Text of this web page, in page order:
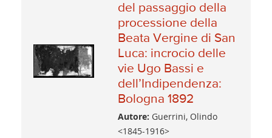
del passaggio della
processione della
Beata Vergine di San
Luca: incrocio delle
vie Ugo Bassi e
dell’Indipendenza:
Bologna 1892
Autore: Guerrini, Olindo
<1845-1916>